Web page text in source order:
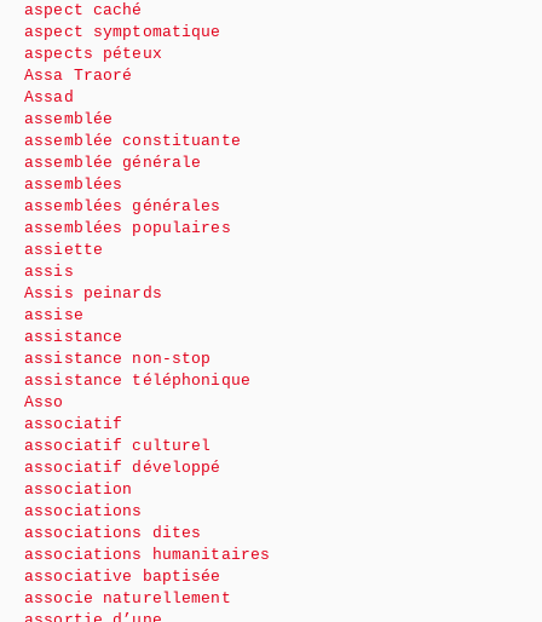
aspect caché
aspect symptomatique
aspects péteux
Assa Traoré
Assad
assemblée
assemblée constituante
assemblée générale
assemblées
assemblées générales
assemblées populaires
assiette
assis
Assis peinards
assise
assistance
assistance non-stop
assistance téléphonique
Asso
associatif
associatif culturel
associatif développé
association
associations
associations dites
associations humanitaires
associative baptisée
associe naturellement